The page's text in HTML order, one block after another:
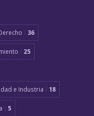
36
25
e Industria 18
5